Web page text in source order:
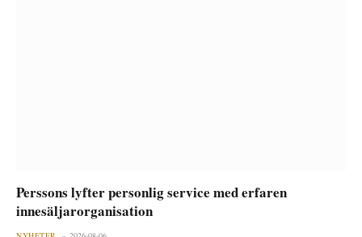
Perssons lyfter personlig service med erfaren
innesäljarorganisation